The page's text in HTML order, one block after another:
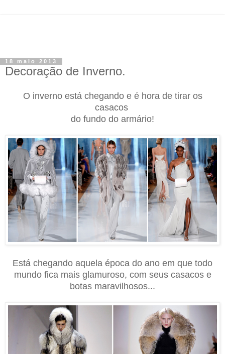
18 maio 2013
Decoração de Inverno.
O inverno está chegando e é hora de tirar os
casacos
do fundo do armário!
Está chegando aquela época do ano em que todo
mundo fica mais glamuroso, com seus casacos e
botas maravilhosos...